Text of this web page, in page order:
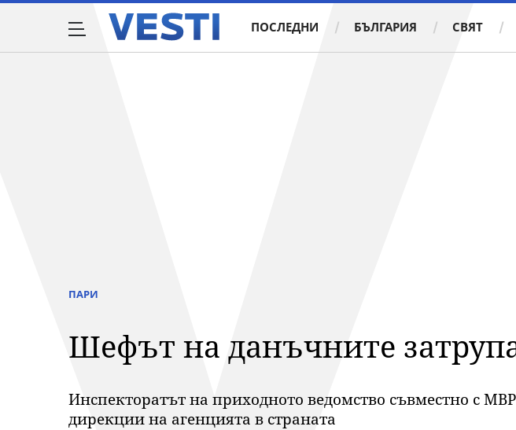
ПОСЛЕДНИ БЪЛГАРИЯ СВЯТ
ПАРИ
Шефът на данъчните
Инспекторатът на приходното ведомство съвместно с
дирекции на агенцията в страната